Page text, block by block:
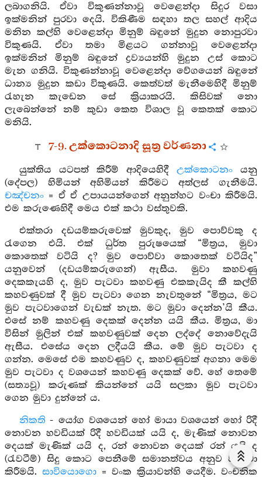
ලබාගනියි. ඒවා විකුණන්නාවූ වෙළෙන්දා සිදුර වසා
ඉක්මනින් පුරවා දෙයි. විකිණීම සඳහා තල සහල් ආදිය
මනින කල්හි වෙළෙන්දා මිනුම් බඳුනේ මුදුන නොපුරවා
විකුණයි. ඒවා තමා මිළයට ගන්නාවූ වෙළෙන්දා
ඉක්මනින් මිනුම් බඳුනේ ද්‍රව්‍යයන්හි මුදුන උස් කොට
මැන ගනියි. විකුණන්නාවූ වෙළෙන්දා වේගයෙන් බඳුනේ
ධාන්‍ය මුදුන කඩා විකුණයි. කෙත්වත් මැනීමෙහිදී මිනුම්
රැහැන කැඩෙන සේ ක්‍රියාකරයි. කිසිවක් නො
ලැබෙන්නේ නම් කුඩා කෙත විශාල වූ කෙතක් කොට
මනියි.
7-9. උක්කොටනාදි සූත්‍ර වර්ණනා
යුක්තිය යටපත් කිරීම් ආදියෙහිදී උක්කොටනංයනු
(දේපල) හිමියන් අහිමියන් කිරීමට අත්ලස් ගැනීමයි.
චඤ්චනං = ඒ ඒ උපායයන්ගෙන් අනුන්හට වංචා කිරීමයි.
එම කරුණෙහිදී මෙය එක් කථා වස්තුවකි.
එක්තරා දඩයම්කරුවෙක් මුවකුද, මුව පොව්වකු ද
රැගෙන එයි. එක් ධුර්ත පුරුෂයෙක් “මිත්‍රය, මුවා
කොතෙක් වටියි ද? මුව පොව්වා කොතෙක් වටියිද”
යනුවෙන් (දඩයම්කරුගෙන්) ඇසීය. මුවා කහවණු
දෙකකැයහි ද, මුව පැටවා කහවණු එකකැයිද කී කල්හි
කහවණුවක් දී මුව පැටවා ගෙන නැවතුනේ “මිත්‍රය, මට
මුව පැටවාගෙන් වැඩක් නැත. මට මුවා දෙන්න’යි කීය.
එසේ නම් කහවණු දෙකක් දෙන්න යයි කීය. මිත්‍රය, මා
විසින් මුලින් එක් කහවණුවක් දෙන ලද්දේ නොවේදැයි
ඇසීය. එසේය දෙන ලදීයයි කීය. මේ මුව පැටවා ද
ගන්න. මෙසේ එම කහවණුව ද, කහවණුවක් අගනා මෙම
මුව පැටවා ද වශයෙන් කහවණු දෙකක් වේ. හේ තෙමේ
(සත්‍යවූ) කරුණක් කියන්නේ යයි සලකා මුව පැටවා
ගෙන මුවා දුන්නේ ය.
නිකති - යෝග වශයෙන් හෝ මායා වශයෙන් හෝ රිදී
නොවන හවඩියක් රිදී හවඩියක් යයි ද, මැණික් නොවන
දෙයක් මැණික් යයි ද, රන් නොවන දෙයක් රන් යයි ද
(රැවටීම්) සිදු කොට පෙනීමේ සමානත්වය අනුව වඤ්චා
කිරීමයි. සාවියොගො = වංක ක්‍රියාවන්හි යෙදීම. වංචනික